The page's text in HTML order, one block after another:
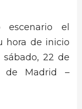
el
hora de inicio
sábado, 22 de
de Madrid –